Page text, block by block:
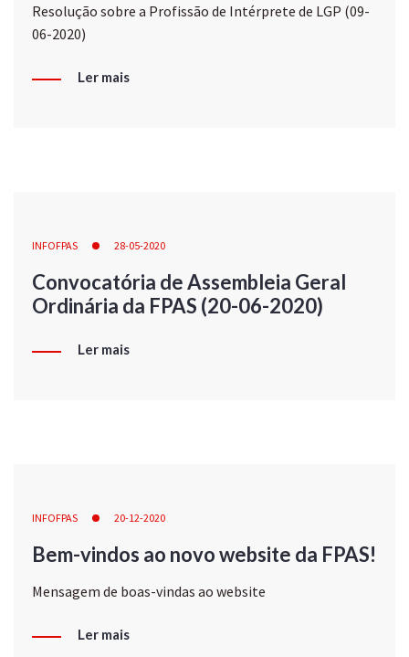
Resolução sobre a Profissão de Intérprete de LGP (09-
06-2020)
Ler mais
INFOFPAS 28-05-2020
Convocatória de Assembleia Geral
Ordinária da FPAS (20-06-2020)
Ler mais
INFOFPAS 20-12-2020
Bem-vindos ao novo website da FPAS!
Mensagem de boas-vindas ao website
Ler mais